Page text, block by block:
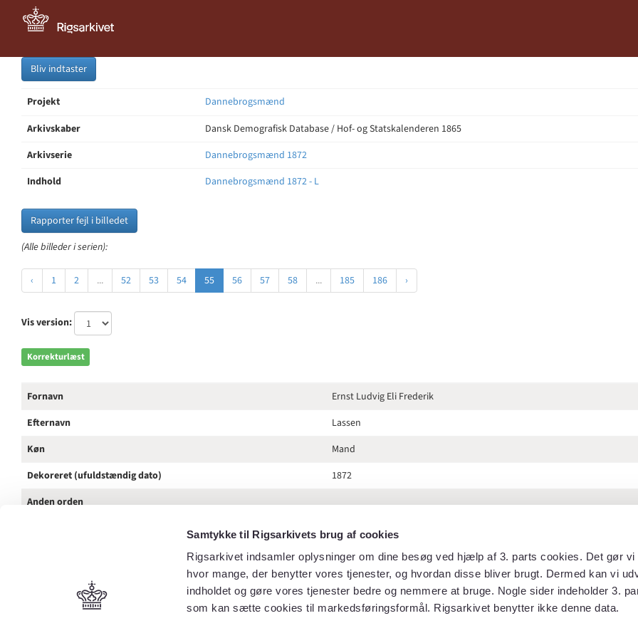
Samtykke til Rigsarkivets brug af cookies
Rigsarkivet indsamler oplysninger om dine besøg ved hjælp af 3. parts cookies. Det gør vi
hvor mange, der benytter vores tjenester, og hvordan disse bliver brugt. Dermed kan vi
indholdet og gøre vores tjenester bedre og nemmere at bruge. Nogle sider indeholder 3.
som kan sætte cookies til markedsføringsformål. Rigsarkivet benytter ikke denne data.
Bliv indtaster
Projekt
Dannebrogsmænd
Arkivskaber
Dansk Demografisk Database / Hof- og Statskalenderen 1865
Arkivserie
Dannebrogsmænd 1872
Indhold
Dannebrogsmænd 1872 - L
Rapporter fejl i billedet
(Alle billeder i serien):
‹ 1 2 ... 52 53 54 55 56 57 58 ... 185 186 ›
Vis version:
Korrekturlæst
Fornavn
Ernst Ludvig Eli Frederik
Efternavn
Lassen
Køn
Mand
Dekoreret (ufuldstændig dato)
1872
Anden orden
Hof- og statskalenderen 1872
145